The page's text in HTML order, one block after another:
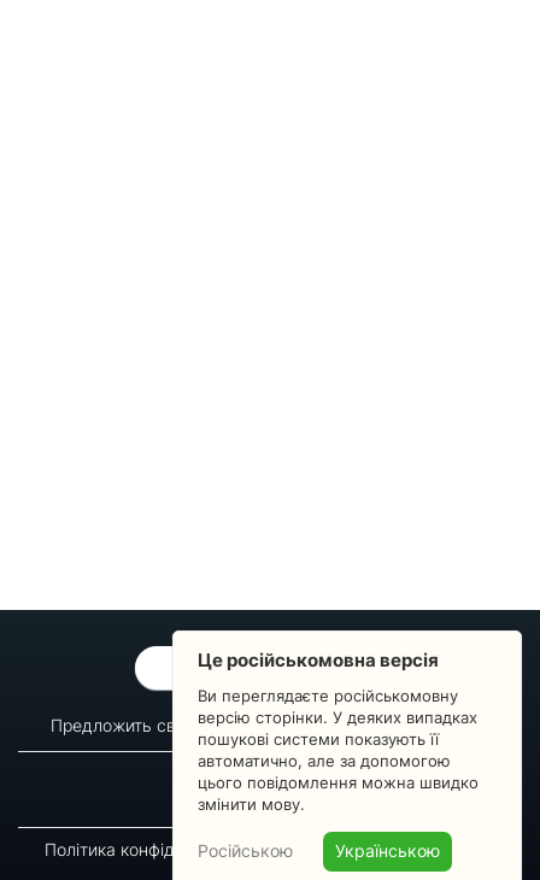
ОБРАТНАЯ СВЯЗЬ
Предложить свой вопрос Статистика изменений
О сервисе
Преподавателям
Новости
Пульс страны
Політика конфіденційності Угода підписника
Це російськомовна версія
Ви переглядаєте російськомовну
версію сторінки. У деяких випадках
пошукові системи показують її
автоматично, але за допомогою
цього повідомлення можна швидко
змінити мову.
Російською Українською